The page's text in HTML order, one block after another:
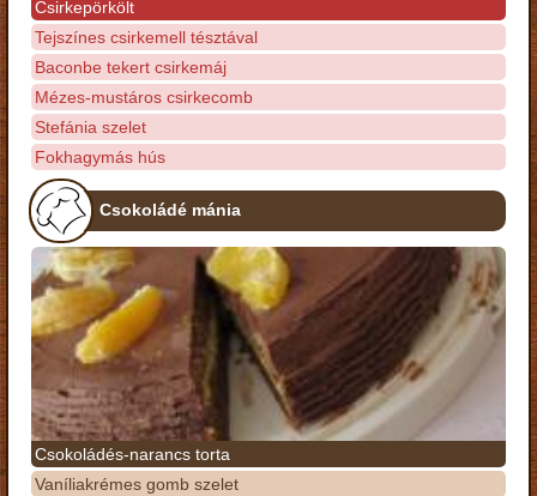
Csirkepörkölt
Tejszínes csirkemell tésztával
Baconbe tekert csirkemáj
Mézes-mustáros csirkecomb
Stefánia szelet
Fokhagymás hús
Csokoládé mánia
Csokoládés-narancs torta
Vaníliakrémes gomb szelet